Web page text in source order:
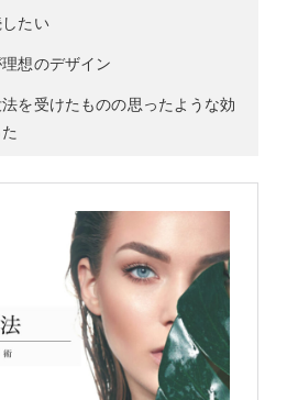
たい
想のデザイン
を受けたものの思ったような効